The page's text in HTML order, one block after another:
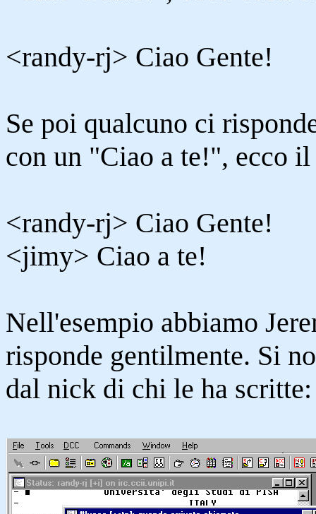
<randy-rj> Ciao Gente!
Se poi qualcuno ci
con un "Ciao a te!", ecco
<randy-rj> Ciao Gente!
<jimy> Ciao a te!
Nell'esempio abbiamo
risponde gentilmente. Si
dal nick di chi le ha scritte: